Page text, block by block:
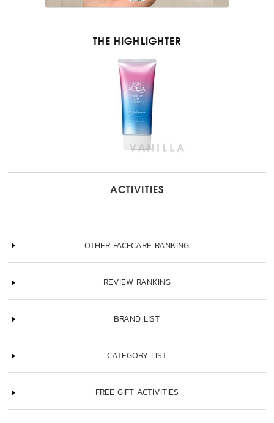
THE HIGHLIGHTER
ACTIVITIES
OTHER FACECARE RANKING
REVIEW RANKING
BRAND LIST
CATEGORY LIST
FREE GIFT ACTIVITIES